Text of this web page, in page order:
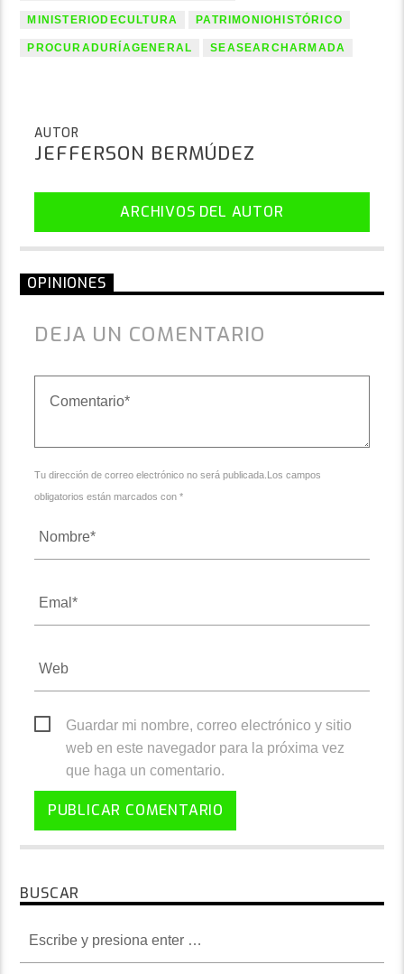
MINISTERIODECULTURA PATRIMONIOHISTÓRICO
PROCURADURÍAGENERAL SEASEARCHARMADA
AUTOR
JEFFERSON BERMÚDEZ
ARCHIVOS DEL AUTOR
OPINIONES
DEJA UN COMENTARIO
Tu dirección de correo electrónico no será publicada.Los campos
obligatorios están marcados con *
Guardar mi nombre, correo electrónico y sitio
web en este navegador para la próxima vez
que haga un comentario.
BUSCAR